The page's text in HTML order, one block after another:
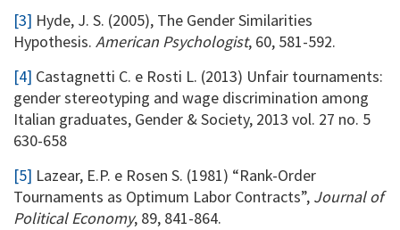
[3] Hyde, J. S. (2005), The Gender Similarities
Hypothesis. American Psychologist, 60, 581-592.
[4] Castagnetti C. e Rosti L. (2013) Unfair tournaments:
gender stereotyping and wage discrimination among
Italian graduates, Gender & Society, 2013 vol. 27 no. 5
630-658
[5] Lazear, E.P. e Rosen S. (1981) “Rank-Order
Tournaments as Optimum Labor Contracts”, Journal of
Political Economy, 89, 841-864.